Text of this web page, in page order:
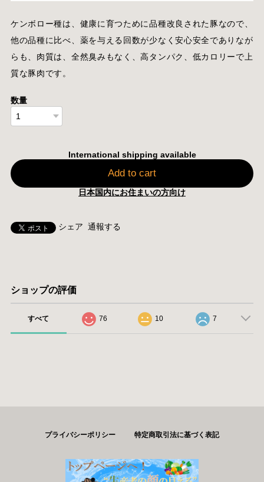
ケンボロー種は、健康に育つために品種改良された豚なので、
他の品種に比べ、薬を与える回数が少なく安心安全でありなが
らも、肉質は、全然臭みもなく、高タンパク、低カロリーで上
質な豚肉です。
数量
International shipping available
Add to cart
日本国内にお住まいの方向け
シェア 通報する
ショップの評価
すべて 76 10 7
プライバシーポリシー 特定商取引法に基づく表記